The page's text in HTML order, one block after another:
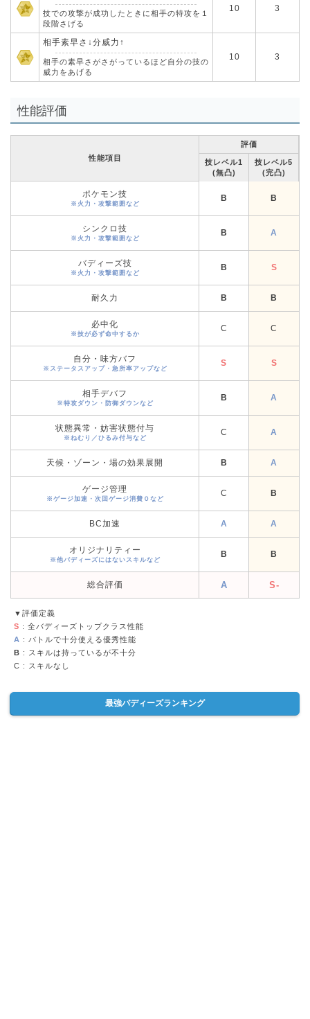
技での攻撃が成功したときに相手の特攻を１
段階さげる
10 3
相手素早さ↓分威力↑
相手の素早さがさがっているほど自分の技の
威力をあげる
10 3
性能評価
性能項目
評価
技レベル1
(無凸)
技レベル5
(完凸)
ポケモン技
※火力・攻撃範囲など
B B
シンクロ技
※火力・攻撃範囲など
B A
バディーズ技
※火力・攻撃範囲など
B S
耐久力 B B
必中化
※技が必ず命中するか
C C
自分・味方バフ
※ステータスアップ・急所率アップなど
S S
相手デバフ
※特攻ダウン・防御ダウンなど
B A
状態異常・妨害状態付与
※ねむり／ひるみ付与など
C A
天候・ゾーン・場の効果展開 B A
ゲージ管理
※ゲージ加速・次回ゲージ消費０など
C B
BC加速 A A
オリジナリティー
※他バディーズにはないスキルなど
B B
総合評価 A S-
▼評価定義
S : 全バディーズトップクラス性能
A : バトルで十分使える優秀性能
B : スキルは持っているが不十分
C : スキルなし
最強バディーズランキング